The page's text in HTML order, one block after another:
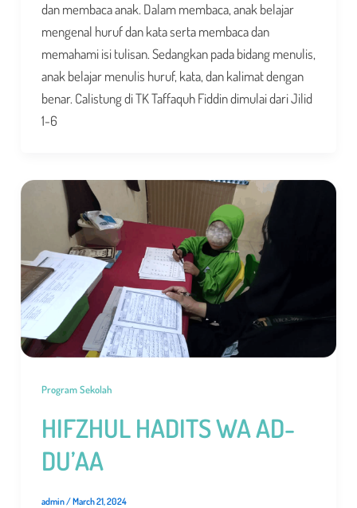
dan membaca anak. Dalam membaca, anak belajar
mengenal huruf dan kata serta membaca dan
memahami isi tulisan. Sedangkan pada bidang menulis,
anak belajar menulis huruf, kata, dan kalimat dengan
benar. Calistung di TK Taffaquh Fiddin dimulai dari Jilid
1-6
Program Sekolah
HIFZHUL HADITS WA AD-
DU’AA
admin/March 21, 2024